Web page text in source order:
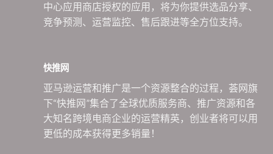
中心应用商店授权的应用，将为你提供选品分享、
竞争预测、运营监控、售后跟进等全方位支持。
快推网
亚马逊运营和推广是一个资源整合的过程，荟网旗
下“快推网”集合了全球优质服务商、推广资源和各
大知名跨境电商企业的运营精英，创业者将可以用
更低的成本获得更多销量！